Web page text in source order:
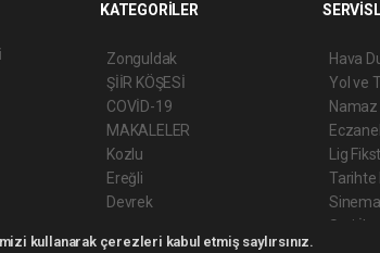
kullanarak çerezleri kabul etmiş saylırsınız.
KATEGORİLER
Zonguldak
ŞİİR KÖŞESİ
COVİD-19
MAKALELER
Kozlu
Ereğli
Devrek
Hava
Yol ve
Lig
Tarihte
Seri